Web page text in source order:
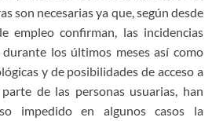
son necesarias ya que, según desde
empleo confirman, las incidencias
los últimos meses así como
y de posibilidades de acceso a
de las personas usuarias, han
impedido en algunos casos la